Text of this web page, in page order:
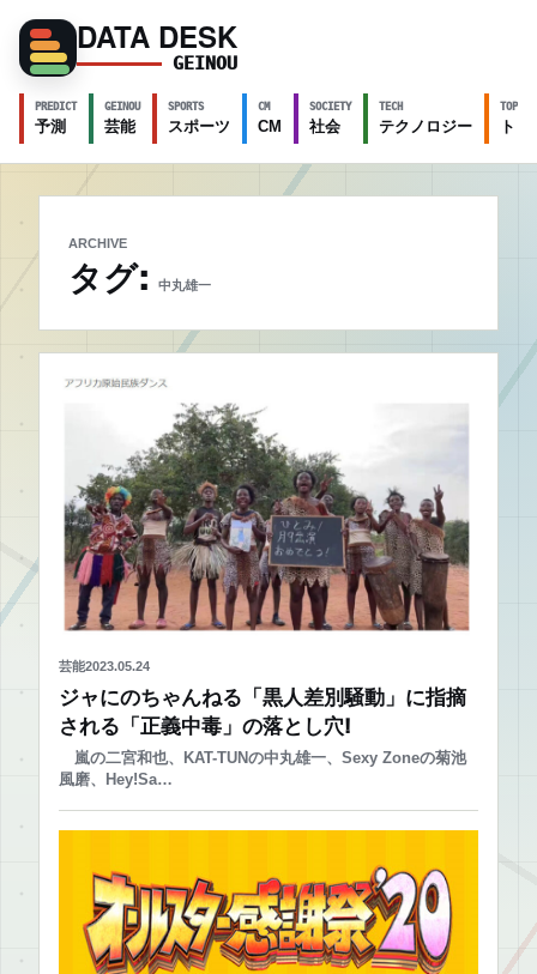
DATA DESK
GEINOU
PREDICT
予測
GEINOU
芸能
SPORTS
スポーツ
CM
CM
SOCIETY
社会
TECH
テクノロジー
TOPICS
ト
ARCHIVE
タグ: 中丸雄一
芸能2023.05.24
ジャにのちゃんねる「黒人差別騒動」に指摘
される「正義中毒」の落とし穴!
嵐の二宮和也、KAT-TUNの中丸雄一、Sexy Zoneの菊池
風磨、Hey!Sa…